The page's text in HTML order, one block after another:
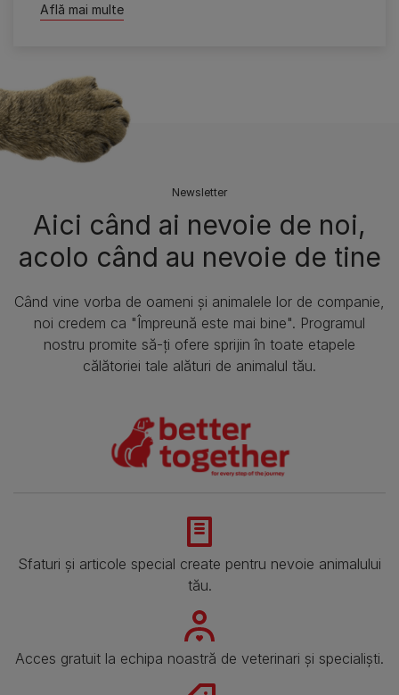
Află mai multe
Newsletter
Aici când ai nevoie de noi,
acolo când au nevoie de tine
Când vine vorba de oameni și animalele lor de companie,
noi credem ca "Împreună este mai bine". Programul
nostru promite să-ți ofere sprijin în toate etapele
călătoriei tale alături de animalul tău.
Sfaturi și articole special create pentru nevoie animalului
tău.
Acces gratuit la echipa noastră de veterinari și specialiști.